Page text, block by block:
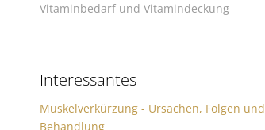
Vitaminbedarf und Vitamindeckung
Interessantes
Muskelverkürzung - Ursachen, Folgen und
Behandlung